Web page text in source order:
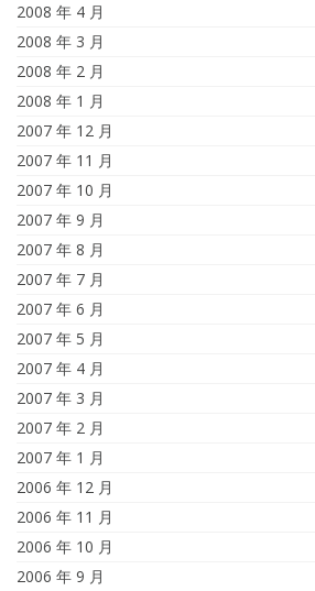
2008 年 4 月
2008 年 3 月
2008 年 2 月
2008 年 1 月
2007 年 12 月
2007 年 11 月
2007 年 10 月
2007 年 9 月
2007 年 8 月
2007 年 7 月
2007 年 6 月
2007 年 5 月
2007 年 4 月
2007 年 3 月
2007 年 2 月
2007 年 1 月
2006 年 12 月
2006 年 11 月
2006 年 10 月
2006 年 9 月